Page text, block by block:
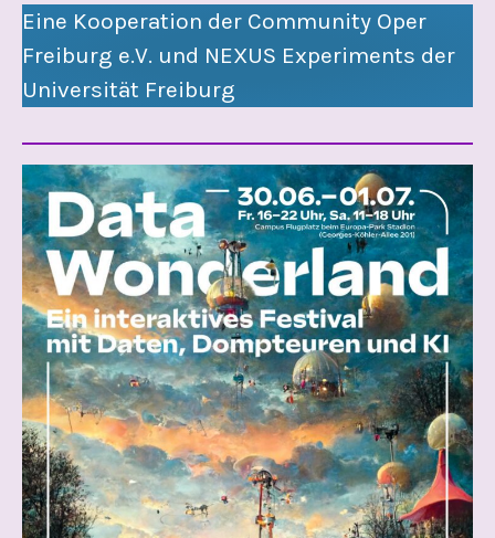
Eine Kooperation der Community Oper
Freiburg e.V. und NEXUS Experiments der
Universität Freiburg